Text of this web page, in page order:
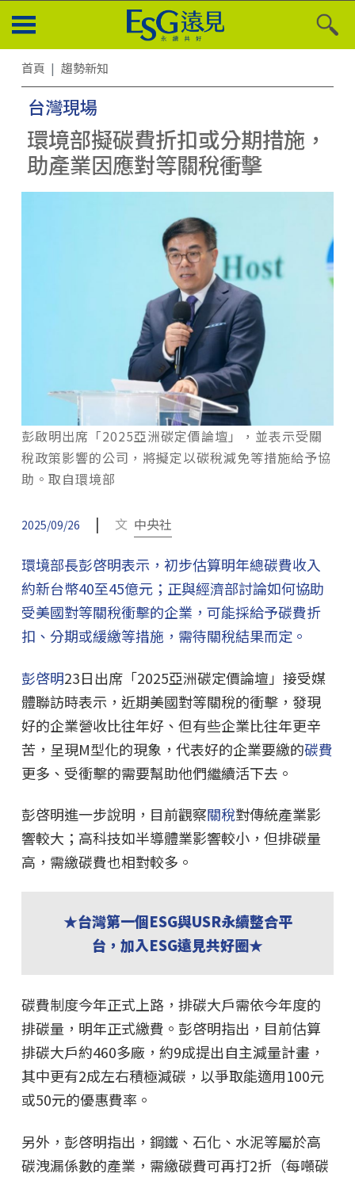
首頁 趨勢新知
台灣現場
環境部擬碳費折扣或分期措施，
助產業因應對等關稅衝擊
彭啟明出席「2025亞洲碳定價論壇」，並表示受關
稅政策影響的公司，將擬定以碳稅減免等措施給予協
助。取自環境部
2025/09/26 | 文 中央社
環境部長彭啓明表示，初步估算明年總碳費收入
約新台幣40至45億元；正與經濟部討論如何協助
受美國對等關稅衝擊的企業，可能採給予碳費折
扣、分期或緩繳等措施，需待關稅結果而定。
彭啓明23日出席「2025亞洲碳定價論壇」接受媒
體聯訪時表示，近期美國對等關稅的衝擊，發現
好的企業營收比往年好、但有些企業比往年更辛
苦，呈現M型化的現象，代表好的企業要繳的碳費
更多、受衝擊的需要幫助他們繼續活下去。
彭啓明進一步說明，目前觀察關稅對傳統產業影
響較大；高科技如半導體業影響較小，但排碳量
高，需繳碳費也相對較多。
★台灣第一個ESG與USR永續整合平
台，加入ESG遠見共好圈★
碳費制度今年正式上路，排碳大戶需依今年度的
排碳量，明年正式繳費。彭啓明指出，目前估算
排碳大戶約460多廠，約9成提出自主減量計畫，
其中更有2成左右積極減碳，以爭取能適用100元
或50元的優惠費率。
另外，彭啓明指出，鋼鐵、石化、水泥等屬於高
碳洩漏係數的產業，需繳碳費可再打2折（每噸碳